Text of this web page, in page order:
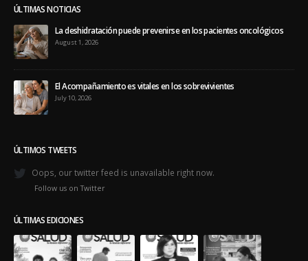
ÚLTIMAS NOTICIAS
La deshidratación puede prevenirse en los pacientes oncológicos
August 1, 2026
El Acompañamiento es vitales en los sobrevivientes
July 10, 2026
ÚLTIMOS TWEETS
Oops, our twitter feed is unavailable right now.
Follow us on Twitter
ÚLTIMAS EDICIONES